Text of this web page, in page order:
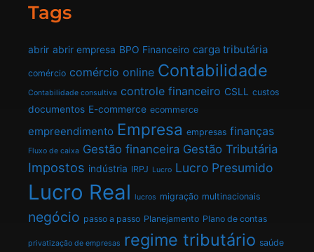
Tags
abrir abrir empresa BPO Financeiro carga tributária
comércio comércio online Contabilidade
Contabilidade consultiva controle financeiro CSLL custos
documentos E-commerce ecommerce
empreendimento Empresa empresas finanças
Fluxo de caixa Gestão financeira Gestão Tributária
Impostos indústria IRPJ Lucro Lucro Presumido
Lucro Real lucros migração multinacionais
negócio passo a passo Planejamento Plano de contas
privatização de empresas regime tributário saúde